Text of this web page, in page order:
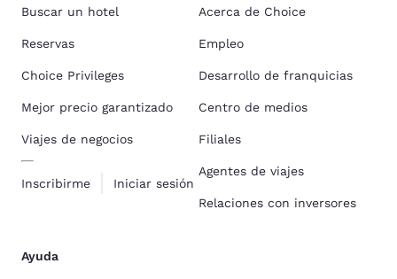
Buscar un hotel
Reservas
Choice Privileges
Mejor precio garantizado
Viajes de negocios
Inscribirme Iniciar sesión
Acerca de Choice
Empleo
Desarrollo de franquicias
Centro de medios
Filiales
Agentes de viajes
Relaciones con inversores
Ayuda